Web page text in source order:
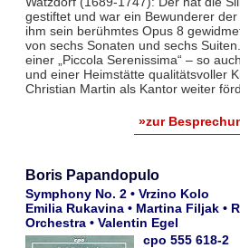
gestiftet und war ein Bewunderer
ihm sein berühmtes Opus 8
von sechs Sonaten und sechs
einer „Piccola Serenissima“ – so
und einer Heimstätte qualitätsvoller
Christian Martin als Kantor weiter
»zur
Boris Papandopulo
Symphony No. 2 • Vrzino Kolo
Emilia Rukavina • Martina Filjak •
Orchestra • Valentin Egel
cpo 555 618-2